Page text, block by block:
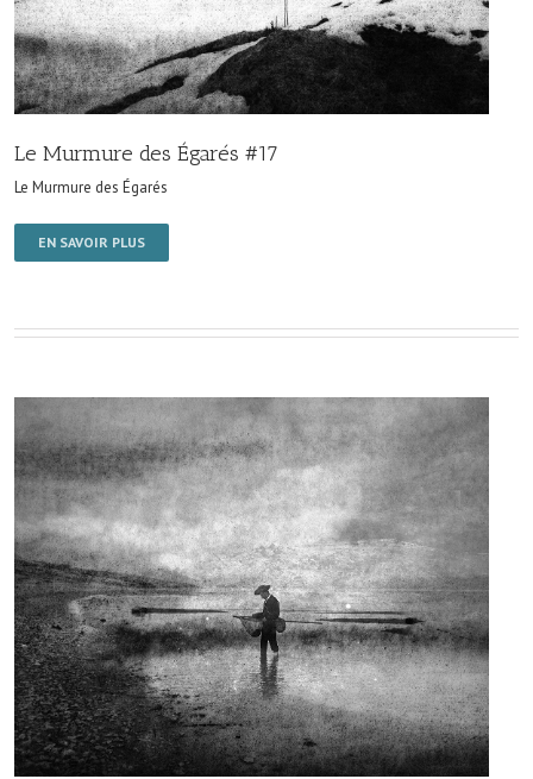
Le Murmure des Égarés #17
Le Murmure des Égarés
EN SAVOIR PLUS